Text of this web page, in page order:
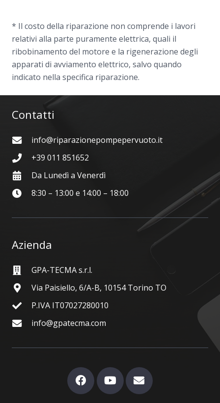
* Il costo della riparazione non comprende i lavori
relativi alla parte puramente elettrica, quali il
ribobinamento del motore e la rigenerazione degli
apparati di avviamento elettrico, salvo quando
indicato nella specifica riparazione.
Contatti
info@riparazionepompepervuoto.it
+39 011 851652
Da Lunedì a Venerdì
8:30 – 13:00 e 14:00 – 18:00
Azienda
GPA-TECMA s.r.l.
Via Paisiello, 6/A-B, 10154 Torino TO
P.IVA IT07027280010
info@gpatecma.com